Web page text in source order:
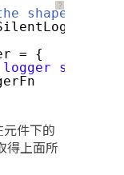
？
shape of
= {
says
件下的
得上面所